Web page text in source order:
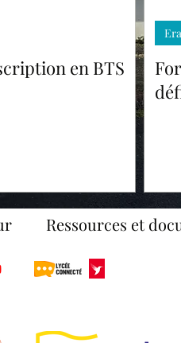
en BTS
Ressources et